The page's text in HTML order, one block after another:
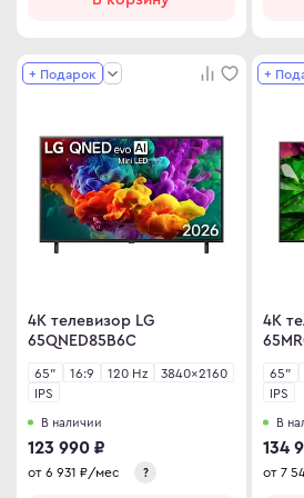
+ Подарок
4K телевизор LG
65QNED85B6C
65" 16:9 120 Hz
3840×2160
IPS
В наличии
123 990 ₽
от 6 931 ₽/мес ?
+
4K
65"
IPS
В
134
от 7